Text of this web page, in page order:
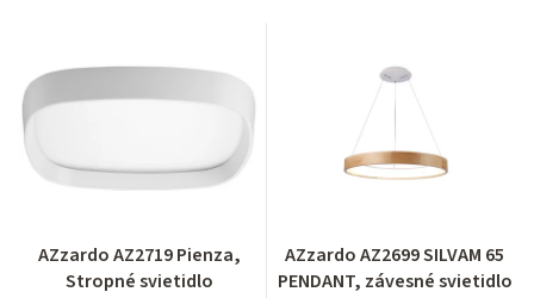
AZzardo AZ2719 Pienza,
Stropné svietidlo
AZzardo AZ2699 SILVAM 65
PENDANT, závesné svietidlo